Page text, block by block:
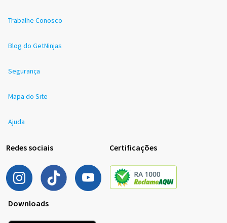
Trabalhe Conosco
Blog do GetNinjas
Segurança
Mapa do Site
Ajuda
Redes sociais Certificações
Downloads